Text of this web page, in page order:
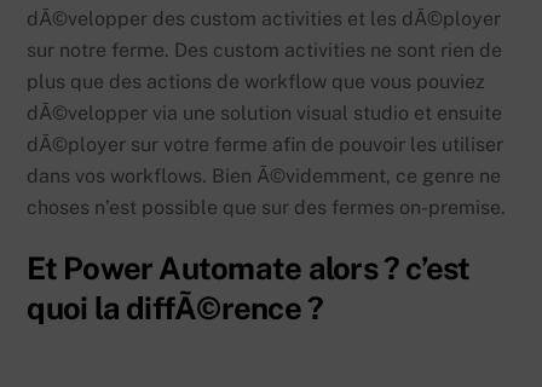
dÃ©velopper des custom activities et les dÃ©ployer
sur notre ferme. Des custom activities ne sont rien de
plus que des actions de workflow que vous pouviez
dÃ©velopper via une solution visual studio et ensuite
dÃ©ployer sur votre ferme afin de pouvoir les utiliser
dans vos workflows. Bien Ã©videmment, ce genre ne
choses n’est possible que sur des fermes on-premise.
Et Power Automate alors ? c’est
quoi la diffÃ©rence ?